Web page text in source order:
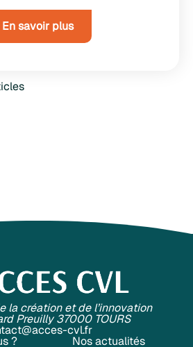
En savoir plus
la création et de l’innovation
Preuilly 37000 TOURS
cvl.fr
? Nos actualités